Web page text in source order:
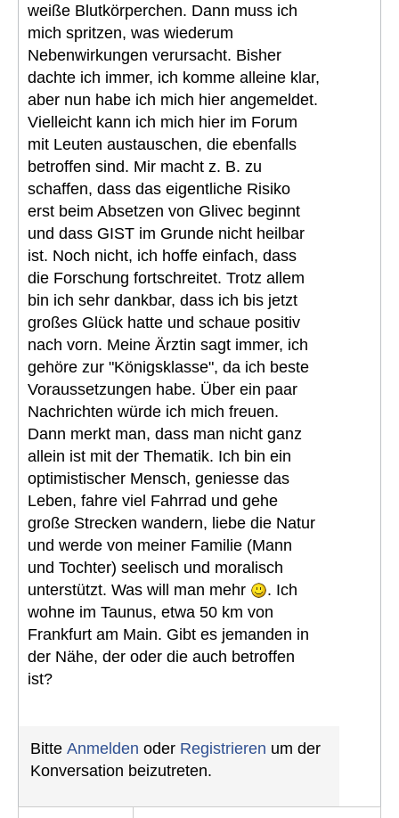
weiße Blutkörperchen. Dann muss ich
mich spritzen, was wiederum
Nebenwirkungen verursacht. Bisher
dachte ich immer, ich komme alleine klar,
aber nun habe ich mich hier angemeldet.
Vielleicht kann ich mich hier im Forum
mit Leuten austauschen, die ebenfalls
betroffen sind. Mir macht z. B. zu
schaffen, dass das eigentliche Risiko
erst beim Absetzen von Glivec beginnt
und dass GIST im Grunde nicht heilbar
ist. Noch nicht, ich hoffe einfach, dass
die Forschung fortschreitet. Trotz allem
bin ich sehr dankbar, dass ich bis jetzt
großes Glück hatte und schaue positiv
nach vorn. Meine Ärztin sagt immer, ich
gehöre zur "Königsklasse", da ich beste
Voraussetzungen habe. Über ein paar
Nachrichten würde ich mich freuen.
Dann merkt man, dass man nicht ganz
allein ist mit der Thematik. Ich bin ein
optimistischer Mensch, geniesse das
Leben, fahre viel Fahrrad und gehe
große Strecken wandern, liebe die Natur
und werde von meiner Familie (Mann
und Tochter) seelisch und moralisch
unterstützt. Was will man mehr
. Ich
wohne im Taunus, etwa 50 km von
Frankfurt am Main. Gibt es jemanden in
der Nähe, der oder die auch betroffen
ist?
Bitte Anmelden oder Registrieren um der
Konversation beizutreten.